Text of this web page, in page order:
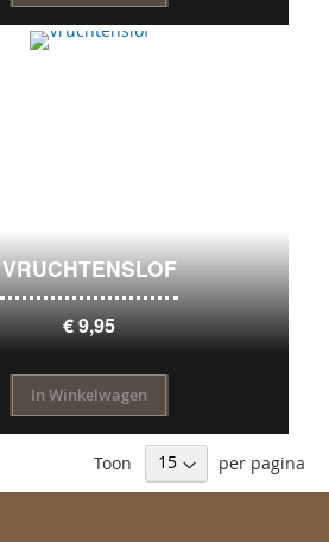
VRUCHTENSLOF
€ 9,95
In Winkelwagen
Toon per pagina